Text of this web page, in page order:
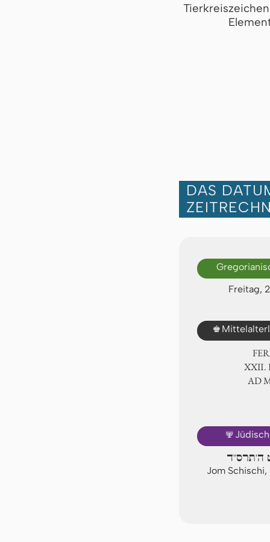
DAS
Freitag,
♚
ⅩⅫ.
AD
🕎
ה'תרס"ד
Jom